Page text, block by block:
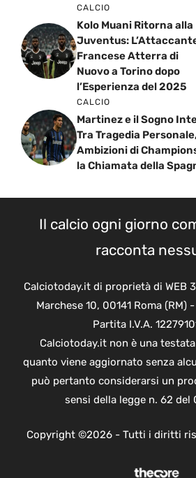
CALCIO
Kolo Muani Ritorna alla
Juventus:
Francese Atterra di
Nuovo a Torino dopo
l’Esperienza del 2025
CALCIO
Martinez e il Sogno
Tra Tragedia
Ambizioni di
la Chiamata della
Il calcio ogni giorno
racconta
Calciotoday.it di proprietà di WEB
Marchese 10, 00141 Roma (RM)
Partita I.V.A.
Calciotoday.it non è una
quanto viene aggiornato senza
può pertanto considerarsi un
sensi della legge n. 62 del
Copyright ©2026 - Tutti i diritti